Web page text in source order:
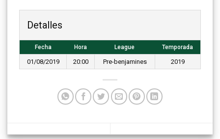
Detalles
Fecha Hora League Temporada
01/08/2019 20:00 Pre-benjamines 2019